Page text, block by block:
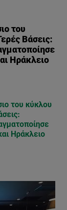
του
Βάσεις:
Ηράκλειο
του κύκλου
Ηράκλειο